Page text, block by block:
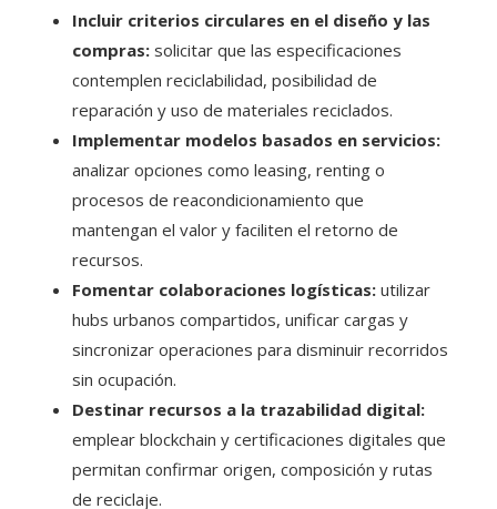
Incluir criterios circulares en el diseño y las
compras: solicitar que las especificaciones
contemplen reciclabilidad, posibilidad de
reparación y uso de materiales reciclados.
Implementar modelos basados en servicios:
analizar opciones como leasing, renting o
procesos de reacondicionamiento que
mantengan el valor y faciliten el retorno de
recursos.
Fomentar colaboraciones logísticas: utilizar
hubs urbanos compartidos, unificar cargas y
sincronizar operaciones para disminuir recorridos
sin ocupación.
Destinar recursos a la trazabilidad digital:
emplear blockchain y certificaciones digitales que
permitan confirmar origen, composición y rutas
de reciclaje.